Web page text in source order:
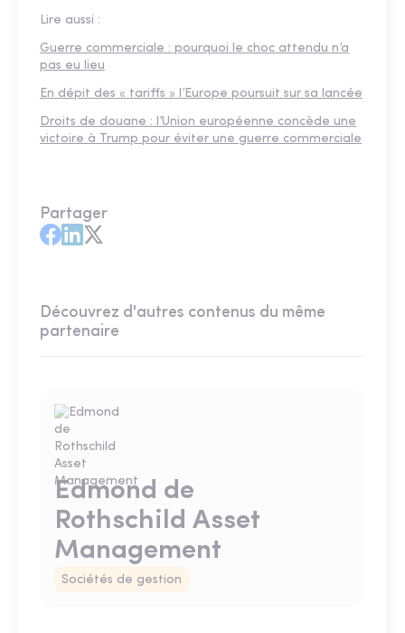
Lire aussi :
Guerre commerciale : pourquoi le choc attendu n’a
pas eu lieu
En dépit des « tariffs » l’Europe poursuit sur sa lancée
Droits de douane : l’Union européenne concède une
victoire à Trump pour éviter une guerre commerciale
Partager
Découvrez d'autres contenus du même
partenaire
Edmond de
Rothschild Asset
Management
Sociétés de gestion